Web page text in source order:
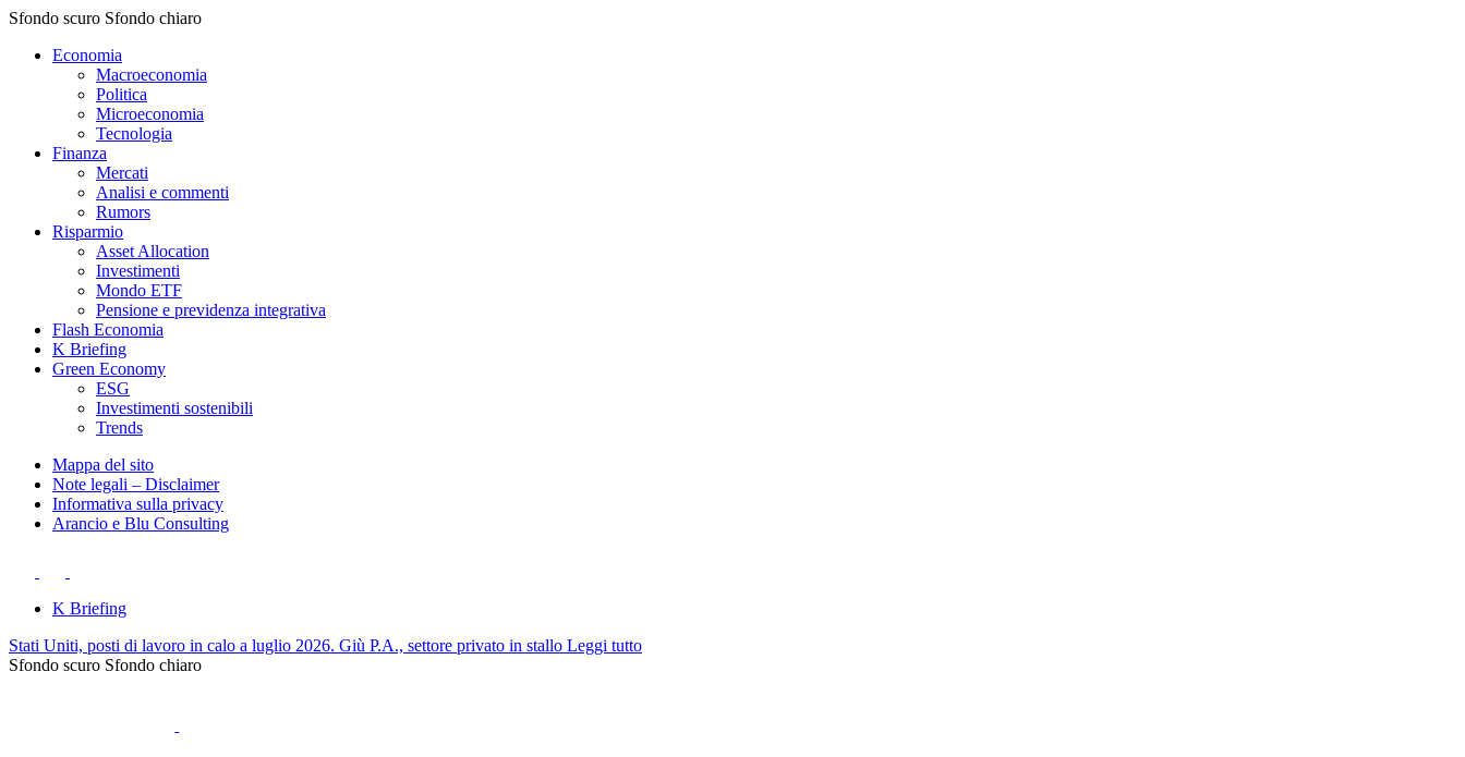
Sfondo scuro Sfondo chiaro
Economia
Macroeconomia
Politica
Microeconomia
Tecnologia
Finanza
Mercati
Analisi e commenti
Rumors
Risparmio
Asset Allocation
Investimenti
Mondo ETF
Pensione e previdenza integrativa
Flash Economia
K Briefing
Green Economy
ESG
Investimenti sostenibili
Trends
Mappa del sito
Note legali – Disclaimer
Informativa sulla privacy
Arancio e Blu Consulting
K Briefing
Stati Uniti, posti di lavoro in calo a luglio 2026. Giù P.A., settore privato in stallo Leggi tutto
Sfondo scuro Sfondo chiaro